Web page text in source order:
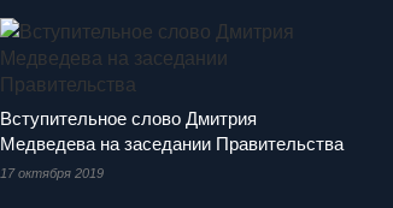
Вступительное слово Дмитрия
Медведева на заседании Правительства
17 октября 2019